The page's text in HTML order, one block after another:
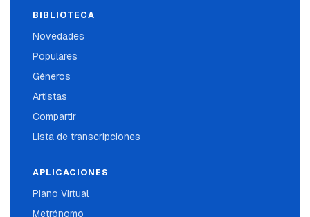
BIBLIOTECA
Novedades
Populares
Géneros
Artistas
Compartir
Lista de transcripciones
APLICACIONES
Piano Virtual
Metrónomo